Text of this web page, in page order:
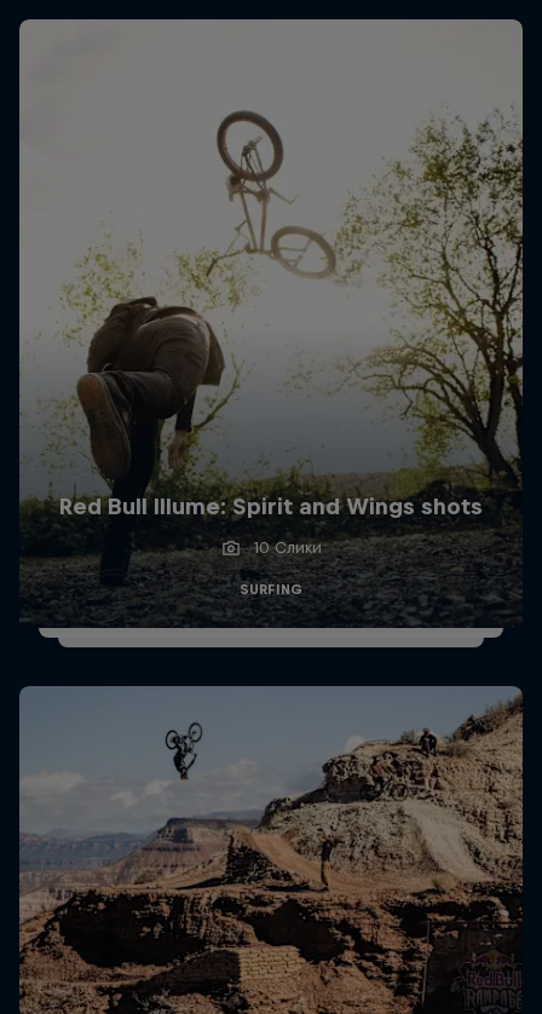
Red Bull Illume: Spirit and Wings shots
10 Слики
SURFING